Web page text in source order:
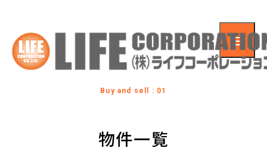
Buy and sell : 01
物件一覧